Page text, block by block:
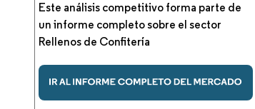
Este análisis competitivo forma parte de
un informe completo sobre el sector
Rellenos de Confitería